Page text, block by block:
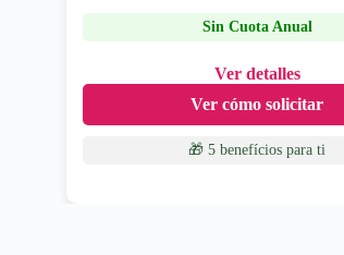
Sin Cuota Anual
Ver detalles
Ver cómo solicitar
🎁 5 benefícios para ti